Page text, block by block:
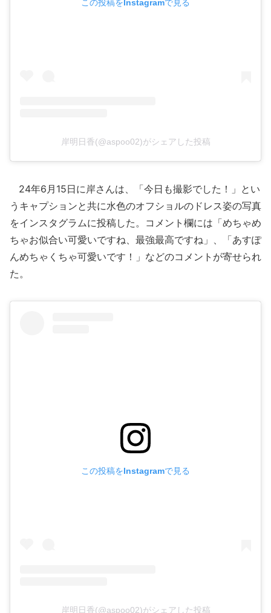
この投稿をInstagramで見る
岸明日香(@aspoo02)がシェアした投稿
24年6月15日に岸さんは、「今日も撮影でした！」とい
うキャプションと共に水色のオフショルのドレス姿の写真
をインスタグラムに投稿した。コメント欄には「めちゃめ
ちゃお似合い可愛いですね、最強最高ですね」、「あすぽ
んめちゃくちゃ可愛いです！」などのコメントが寄せられ
た。
この投稿をInstagramで見る
岸明日香(@aspoo02)がシェアした投稿